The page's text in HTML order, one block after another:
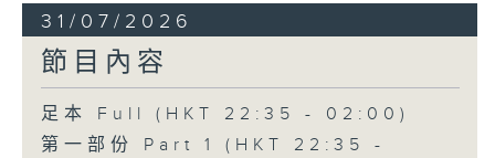
31/07/2026
節目內容
足本 Full (HKT 22:35 - 02:00)
第一部份 Part 1 (HKT 22:35 -